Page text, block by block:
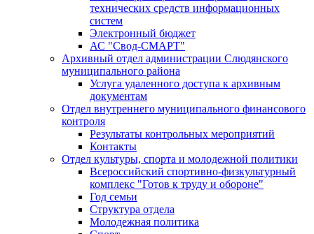
технических средств информационных
систем
Электронный бюджет
АС "Свод-СМАРТ"
Архивный отдел администрации Слюдянского
муниципального района
Услуга удаленного доступа к архивным
документам
Отдел внутреннего муниципального финансового
контроля
Результаты контрольных мероприятий
Контакты
Отдел культуры, спорта и молодежной политики
Всероссийский спортивно-физкультурный
комплекс "Готов к труду и обороне"
Год семьи
Структура отдела
Молодежная политика